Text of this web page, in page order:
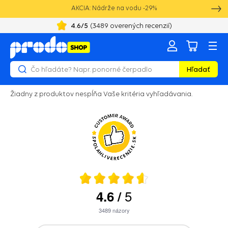
AKCIA: Nádrže na vodu -29%
4.6/5 (3489 overených recenzií)
Hľadať
Žiadny z produktov nespĺňa Vaše kritéria vyhľadávania.
4.6/5
3489názory